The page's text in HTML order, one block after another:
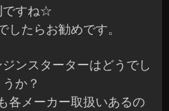
ですね☆
したらお勧めです。
ンスターターはどうでし
うか？
各メーカー取扱いあるの